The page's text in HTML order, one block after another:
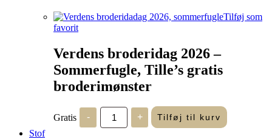
Tilføj som
favorit
Verdens broderidag 2026 –
Sommerfugle, Tille’s gratis
broderimønster
Gratis -
Verdens
broderidag
2026
+ Tilføj til kurv
Stof